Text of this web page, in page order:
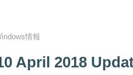
情報
April 2018